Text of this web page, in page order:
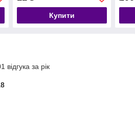
Купити
відгука за рік